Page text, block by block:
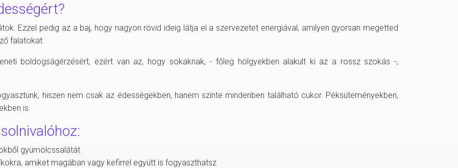
Ezzel pedig az a baj, hogy nagyon rövid ideig látja el a szervezetet energiával, amilyen gyorsan megetted
falatokat.
boldogságérzésért, ezért van az, hogy sokaknak, - főleg hölgyekben alakult ki az a rossz szokás -,
hiszen nem csak az édességekben, hanem szinte mindenben található cukor. Péksüteményekben,
is.
gyümölcssalátát
amiket magában vagy kefirrel együtt is fogyaszthatsz